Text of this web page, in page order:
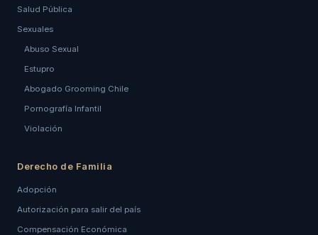
Salud Pública
Sexuales
Abuso Sexual
Estupro
Abogado Grooming Chile
Pornografía Infantil
Violación
Derecho de Familia
Adopción
Autorización para salir del país
Compensación Económica